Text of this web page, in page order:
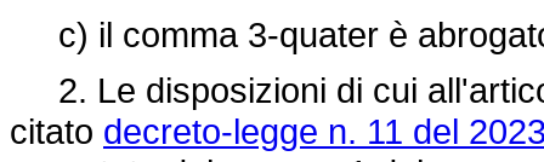
c) il comma 3-quater è
2. Le disposizioni di cui
citato decreto-legge n. 11 del